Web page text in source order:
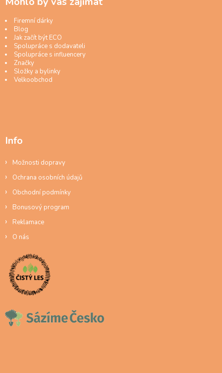
Firemní dárky
Blog
Jak začít být ECO
Spolupráce s dodavateli
Spolupráce s influencery
Značky
Složky a bylinky
Velkoobchod
Info
Možnosti dopravy
Ochrana osobních údajů
Obchodní podmínky
Bonusový program
Reklamace
O nás